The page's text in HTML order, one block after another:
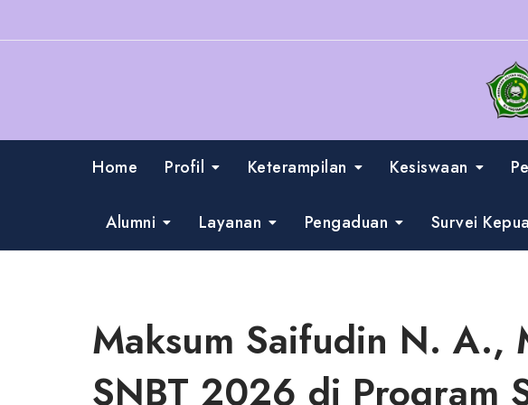
Home Profil Keterampilan Kesiswaan
Alumni Layanan Pengaduan Survei
Maksum Saifudin N. A.,
SNBT 2026 di Program